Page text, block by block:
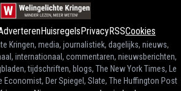
Huisregels PrivacyRSSCookies
Kringen, media, journalistiek, dagelijks, nieuws,
internationaal, commentaren, nieuwsberichten,
tijdschriften, blogs, The New York Times, Le
Economist, Der Spiegel, Slate, The Huffington Post